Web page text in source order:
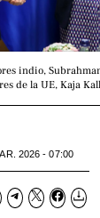
indio,
de la UE, Kaja
2026 - 07:00